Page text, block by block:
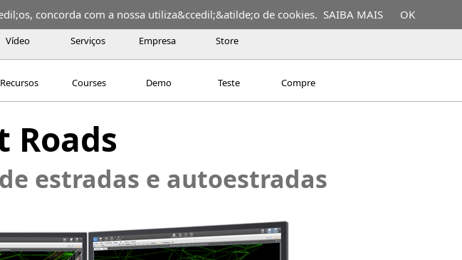
Vídeo Serviços Empresa Store
Recursos Courses Demo Teste Compre
Roads
estradas e autoestradas
concorda com a nossa utiliza&ccedil;&atilde;o de cookies. SAIBA MAIS OK